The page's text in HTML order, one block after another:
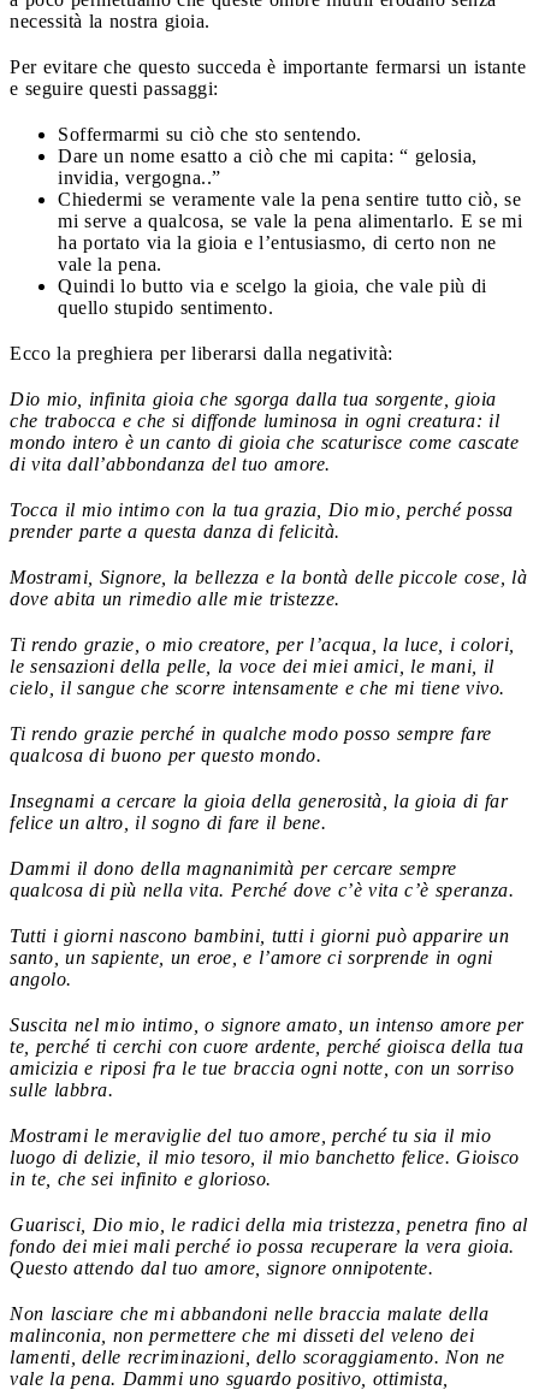
necessità la nostra gioia.
Per evitare che questo succeda è importante fermarsi un istante
e seguire questi passaggi:
Soffermarmi su ciò che sto sentendo.
Dare un nome esatto a ciò che mi capita: “ gelosia,
invidia, vergogna..”
Chiedermi se veramente vale la pena sentire tutto ciò, se
mi serve a qualcosa, se vale la pena alimentarlo. E se mi
ha portato via la gioia e l’entusiasmo, di certo non ne
vale la pena.
Quindi lo butto via e scelgo la gioia, che vale più di
quello stupido sentimento.
Ecco la preghiera per liberarsi dalla negatività:
Dio mio, infinita gioia che sgorga dalla tua sorgente, gioia
che trabocca e che si diffonde luminosa in ogni creatura: il
mondo intero è un canto di gioia che scaturisce come cascate
di vita dall’abbondanza del tuo amore.
Tocca il mio intimo con la tua grazia, Dio mio, perché possa
prender parte a questa danza di felicità.
Mostrami, Signore, la bellezza e la bontà delle piccole cose, là
dove abita un rimedio alle mie tristezze.
Ti rendo grazie, o mio creatore, per l’acqua, la luce, i colori,
le sensazioni della pelle, la voce dei miei amici, le mani, il
cielo, il sangue che scorre intensamente e che mi tiene vivo.
Ti rendo grazie perché in qualche modo posso sempre fare
qualcosa di buono per questo mondo.
Insegnami a cercare la gioia della generosità, la gioia di far
felice un altro, il sogno di fare il bene.
Dammi il dono della magnanimità per cercare sempre
qualcosa di più nella vita. Perché dove c’è vita c’è speranza.
Tutti i giorni nascono bambini, tutti i giorni può apparire un
santo, un sapiente, un eroe, e l’amore ci sorprende in ogni
angolo.
Suscita nel mio intimo, o signore amato, un intenso amore per
te, perché ti cerchi con cuore ardente, perché gioisca della tua
amicizia e riposi fra le tue braccia ogni notte, con un sorriso
sulle labbra.
Mostrami le meraviglie del tuo amore, perché tu sia il mio
luogo di delizie, il mio tesoro, il mio banchetto felice. Gioisco
in te, che sei infinito e glorioso.
Guarisci, Dio mio, le radici della mia tristezza, penetra fino al
fondo dei miei mali perché io possa recuperare la vera gioia.
Questo attendo dal tuo amore, signore onnipotente.
Non lasciare che mi abbandoni nelle braccia malate della
malinconia, non permettere che mi disseti del veleno dei
lamenti, delle recriminazioni, dello scoraggiamento. Non ne
vale la pena. Dammi uno sguardo positivo, ottimista,